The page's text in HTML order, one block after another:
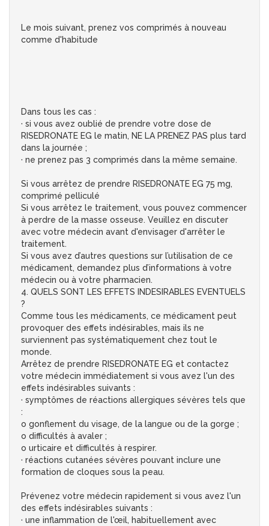
Le mois suivant, prenez vos comprimés à nouveau
comme d'habitude
Dans tous les cas :
· si vous avez oublié de prendre votre dose de
RISEDRONATE EG le matin, NE LA PRENEZ PAS plus tard
dans la journée ;
· ne prenez pas 3 comprimés dans la même semaine.
Si vous arrêtez de prendre RISEDRONATE EG 75 mg,
comprimé pelliculé
Si vous arrêtez le traitement, vous pouvez commencer
à perdre de la masse osseuse. Veuillez en discuter
avec votre médecin avant d'envisager d'arrêter le
traitement.
Si vous avez d’autres questions sur l’utilisation de ce
médicament, demandez plus d’informations à votre
médecin ou à votre pharmacien.
4. QUELS SONT LES EFFETS INDESIRABLES EVENTUELS
?
Comme tous les médicaments, ce médicament peut
provoquer des effets indésirables, mais ils ne
surviennent pas systématiquement chez tout le
monde.
Arrêtez de prendre RISEDRONATE EG et contactez
votre médecin immédiatement si vous avez l'un des
effets indésirables suivants :
· symptômes de réactions allergiques sévères tels que
:
o gonflement du visage, de la langue ou de la gorge ;
o difficultés à avaler ;
o urticaire et difficultés à respirer.
· réactions cutanées sévères pouvant inclure une
formation de cloques sous la peau.
Prévenez votre médecin rapidement si vous avez l'un
des effets indésirables suivants :
· une inflammation de l'œil, habituellement avec